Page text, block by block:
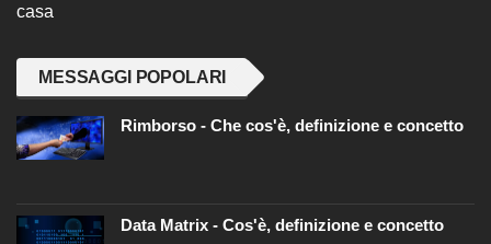
casa
MESSAGGI POPOLARI
Rimborso - Che cos'è, definizione e concetto
Data Matrix - Cos'è, definizione e concetto